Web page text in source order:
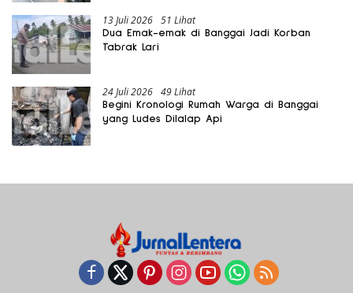
13 Juli 2026 51 Lihat
Dua Emak-emak di Banggai Jadi Korban
Tabrak Lari
24 Juli 2026 49 Lihat
Begini Kronologi Rumah Warga di Banggai
yang Ludes Dilalap Api